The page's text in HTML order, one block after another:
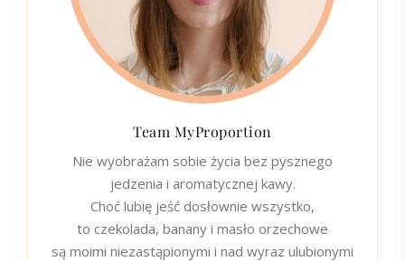
Team MyProportion
Nie wyobrażam sobie życia bez pysznego
jedzenia i aromatycznej kawy.
Choć lubię jeść dosłownie wszystko,
to czekolada, banany i masło orzechowe
są moimi niezastąpionymi i nad wyraz ulubionymi